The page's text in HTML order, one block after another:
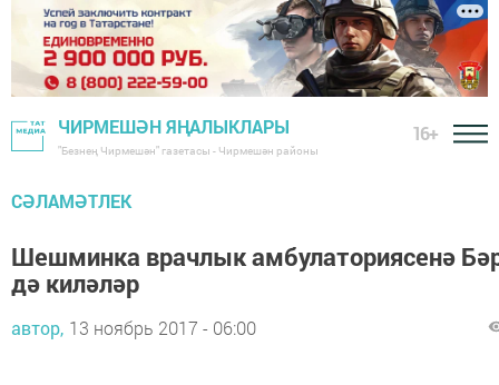
ЧИРМЕШӘН ЯҢАЛЫКЛАРЫ
"Безнең Чирмешән" газетасы - Чирмешән районы
16+
СӘЛАМӘТЛЕК
Шешминка врачлык амбулаториясенә
дә киләләр
автор, 13 ноябрь 2017 - 06:00